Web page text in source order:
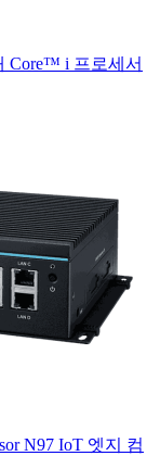
Core™ i 프로세서
N97 IoT 엣지 컴